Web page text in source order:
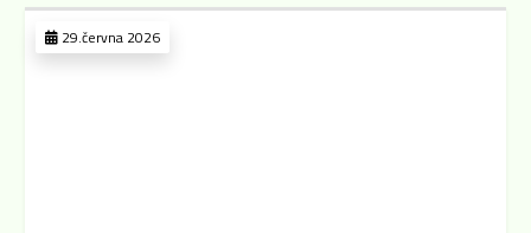
29.června 2026